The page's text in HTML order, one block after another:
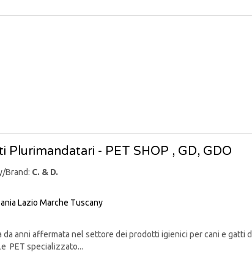
Plurimandatari - PET SHOP , GD, GDO
Brand: C. & D.
Lazio Marche Tuscany
da anni affermata nel settore dei prodotti igienici per cani e gatti
PET specializzato...